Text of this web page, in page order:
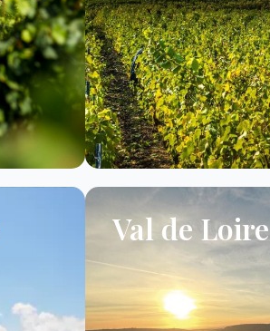
Val de Loire